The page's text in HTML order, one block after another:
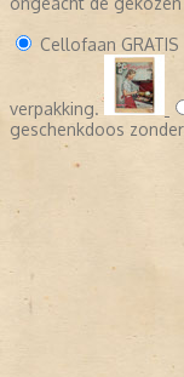
Cellofaan GRATIS
verpakking.
geschenkdoos